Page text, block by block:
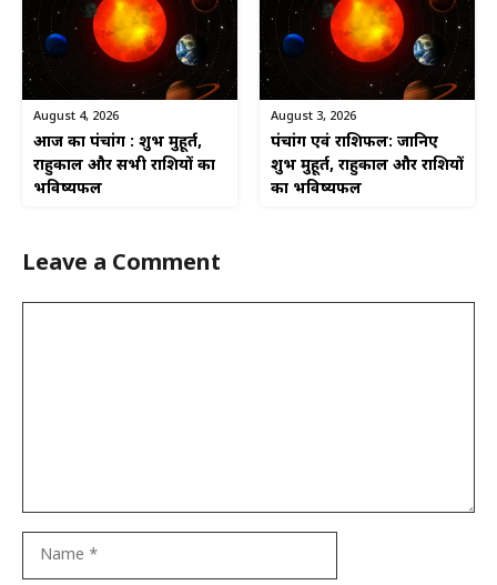
August 4, 2026
आज का पंचांग : शुभ मुहूर्त,
राहुकाल और सभी राशियों का
भविष्यफल
August 3, 2026
पंचांग एवं राशिफल: जानिए
शुभ मुहूर्त, राहुकाल और राशियों
का भविष्यफल
Leave a Comment